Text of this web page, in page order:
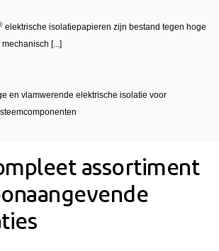
elektrische isolatiepapieren zijn bestand tegen hoge
[...]
en vlamwerende elektrische isolatie voor
assortiment